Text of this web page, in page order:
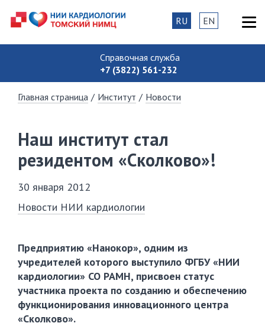
Справочная служба
+7 (3822) 561-232
RU EN
Главная страница / Институт / Новости
Наш институт стал
резидентом «Сколково»!
30 января 2012
Новости НИИ кардиологии
Предприятию «Нанокор», одним из
учредителей которого выступило ФГБУ «НИИ
кардиологии» СО РАМН, присвоен статус
участника проекта по созданию и обеспечению
функционирования инновационного центра
«Сколково».